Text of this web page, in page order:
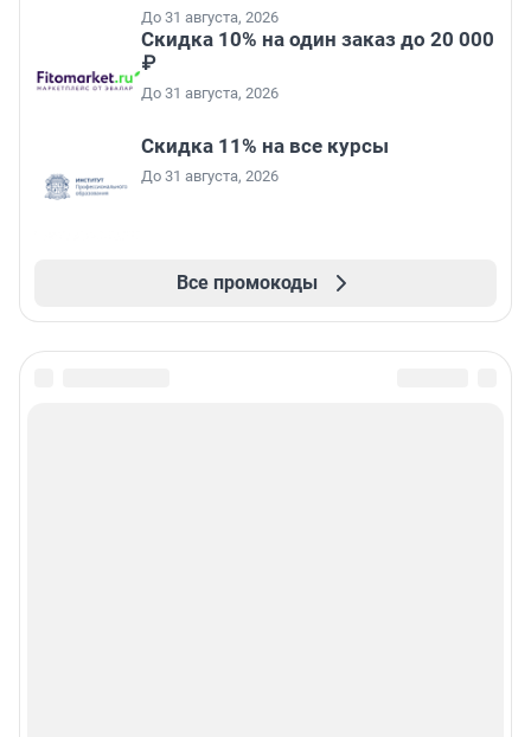
До 31 августа, 2026
Скидка 10% на один заказ до 20 000
₽
До 31 августа, 2026
Скидка 11% на все курсы
До 31 августа, 2026
Все промокоды